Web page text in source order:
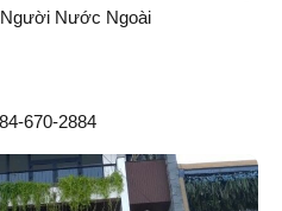
Người Nước Ngoài
670-2884‬